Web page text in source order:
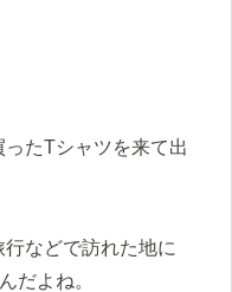
ったTシャツを来て出
などで訪れた地に
だよね。